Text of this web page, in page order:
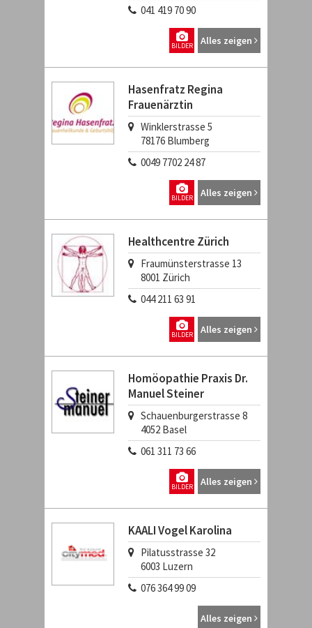
041 419 70 90
Alles zeigen
BILDER
Hasenfratz Regina
Frauenärztin
Winklerstrasse 5
78176 Blumberg
0049 7702 24 87
Alles zeigen
BILDER
Healthcentre Zürich
Fraumünsterstrasse 13
8001 Zürich
044 211 63 91
Alles zeigen
BILDER
Homöopathie Praxis Dr.
Manuel Steiner
Schauenburgerstrasse 8
4052 Basel
061 311 73 66
Alles zeigen
BILDER
KAALI Vogel Karolina
Pilatusstrasse 32
6003 Luzern
076 364 99 09
Alles zeigen